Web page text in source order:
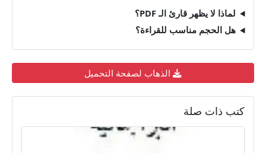
لماذا لا يظهر قارئ الـ PDF؟
هل الحجم مناسب للقراءة؟
الذهاب لصفحة التحميل
كتب ذات صلة